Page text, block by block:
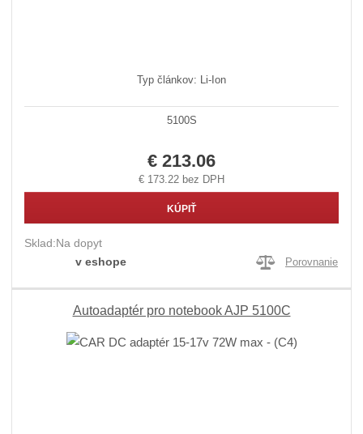
Typ článkov: Li-Ion
5100S
€ 213.06
€ 173.22 bez DPH
KÚPIŤ
Sklad:Na dopyt
v eshope
Porovnanie
Autoadaptér pro notebook AJP 5100C